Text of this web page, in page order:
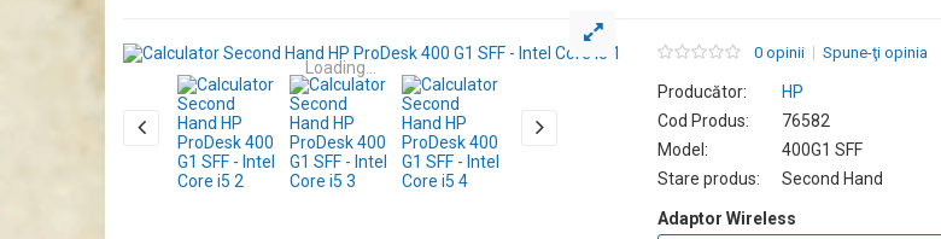
Loading...
0 opinii Spune-ţi opinia
Producător:
HP
Cod Produs:
76582
Model:
400G1 SFF
Stare produs:
Second Hand
Adaptor Wireless